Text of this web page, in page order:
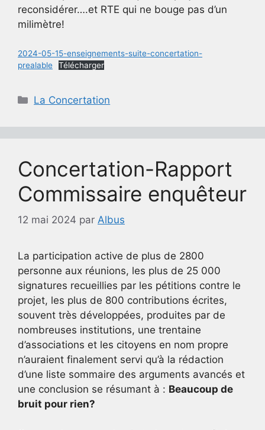
reconsidérer….et RTE qui ne bouge pas d’un
milimètre!
2024-05-15-enseignements-suite-concertation-
prealable
Télécharger
Catégories
La Concertation
Concertation-Rapport
Commissaire enquêteur
12 mai 2024 par Albus
La participation active de plus de 2800
personne aux réunions, les plus de 25 000
signatures recueillies par les pétitions contre le
projet, les plus de 800 contributions écrites,
souvent très développées, produites par de
nombreuses institutions, une trentaine
d’associations et les citoyens en nom propre
n’auraient finalement servi qu’à la rédaction
d’une liste sommaire des arguments avancés et
une conclusion se résumant à : Beaucoup de
bruit pour rien?